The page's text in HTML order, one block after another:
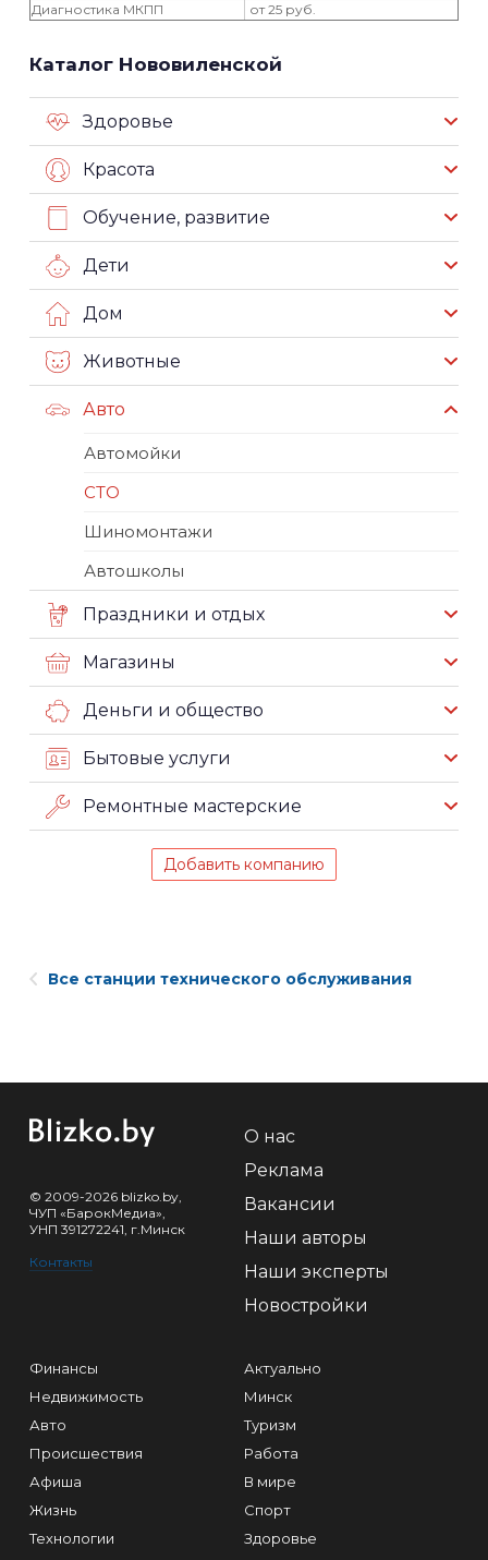
Диагностика МКПП
от 25 руб.
Каталог Нововиленской
Здоровье
Красота
Обучение, развитие
Дети
Дом
Животные
Авто
Автомойки
СТО
Шиномонтажи
Автошколы
Праздники и отдых
Магазины
Деньги и общество
Бытовые услуги
Ремонтные мастерские
Добавить компанию
Все станции технического обслуживания
© 2009-2026 blizko.by,
ЧУП «БарокМедиа»,
УНП 391272241, г.Минск
Контакты
О нас
Реклама
Вакансии
Наши авторы
Наши эксперты
Новостройки
Финансы
Недвижимость
Авто
Происшествия
Афиша
Жизнь
Технологии
Актуально
Минск
Туризм
Работа
В мире
Спорт
Здоровье